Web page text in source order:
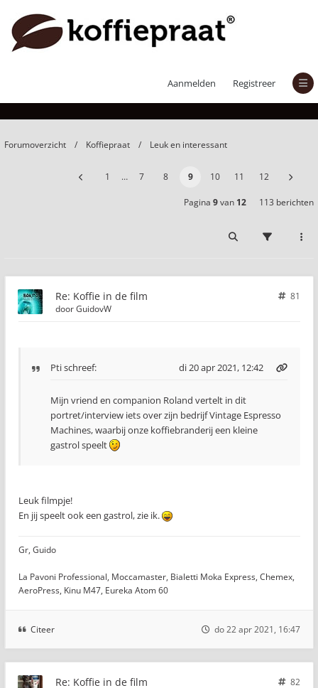
Aanmelden Registreer
Forumoverzicht Koffiepraat Leuk en interessant
1 … 7 8 9 10 11 12
Pagina 9van 12 113 berichten
Re: Koffie in de film
81
doorGuidovW
Ptischreef: di 20 apr 2021, 12:42
Mijn vriend en companion Roland vertelt in dit
portret/interview iets over zijn bedrijf Vintage Espresso
Machines, waarbij onze koffiebranderij een kleine
gastrol speelt
Leuk filmpje!
En jij speelt ook een gastrol, zie ik.
Gr, Guido
La Pavoni Professional, Moccamaster, Bialetti Moka Express, Chemex,
AeroPress, Kinu M47, Eureka Atom 60
Citeer do 22 apr 2021, 16:47
Re: Koffie in de film
82